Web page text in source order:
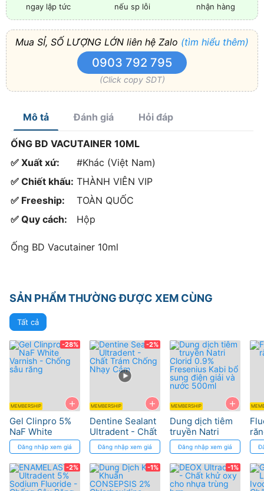
ngay lập tức
nếu sp lỗi
nhận hàng
Mua SỈ, SỐ LƯỢNG LỚN liên hệ Zalo (tìm hiểu thêm)
0903 792 795
(Click copy SDT)
Mô tả Đánh giá Hỏi đáp
ỐNG BD VACUTAINER 10ML
✅ Xuất xứ:
#Khác (Việt Nam)
✅ Chiết khấu: THÀNH VIÊN VIP
✅ Freeship:
TOÀN QUỐC
✅ Quy cách:
Hộp
Ống BD Vacutainer 10ml
SẢN PHẨM THƯỜNG ĐƯỢC XEM CÙNG
Tất cả
+
-28%
MEMBERSHIP
Gel Clinpro 5%
NaF White
Varnish - Chống
sâu răng
Đăng nhập xem giá
-2%
+
-2%
MEMBERSHIP
Dentine Sealant
Ultradent - Chất
Trám Chống
Nhạy Cảm
Đăng nhập xem giá
-1%
+
MEMBERSHIP
Dung dịch tiêm
truyền Natri
Clorid 0.9%
Fresenius Kabi
bổ sung điện
giải và nước
500ml
Đăng nhập xem giá
-1%